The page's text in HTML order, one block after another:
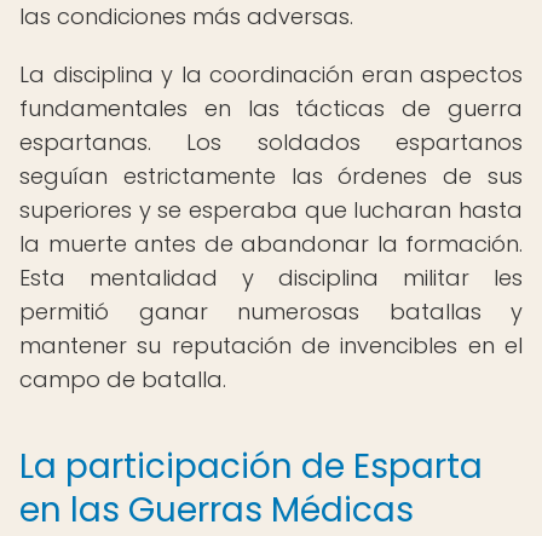
las condiciones más adversas.
La disciplina y la coordinación eran aspectos
fundamentales en las tácticas de guerra
espartanas. Los soldados espartanos
seguían estrictamente las órdenes de sus
superiores y se esperaba que lucharan hasta
la muerte antes de abandonar la formación.
Esta mentalidad y disciplina militar les
permitió ganar numerosas batallas y
mantener su reputación de invencibles en el
campo de batalla.
La participación de Esparta
en las Guerras Médicas